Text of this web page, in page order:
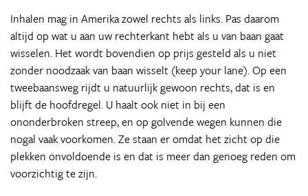
Inhalen mag in Amerika zowel rechts als links. Pas daarom
altijd op wat u aan uw rechterkant hebt als u van baan gaat
wisselen. Het wordt bovendien op prijs gesteld als u niet
zonder noodzaak van baan wisselt (keep your lane). Op een
tweebaansweg rijdt u natuurlijk gewoon rechts, dat is en
blijft de hoofdregel. U haalt ook niet in bij een
ononderbroken streep, en op golvende wegen kunnen die
nogal vaak voorkomen. Ze staan er omdat het zicht op die
plekken onvoldoende is en dat is meer dan genoeg reden om
voorzichtig te zijn.